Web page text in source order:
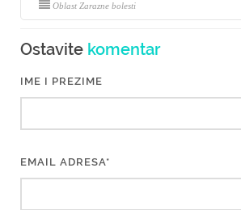
Oblast Zarazne bolesti
Ostavite komentar
IME I PREZIME
EMAIL ADRESA*